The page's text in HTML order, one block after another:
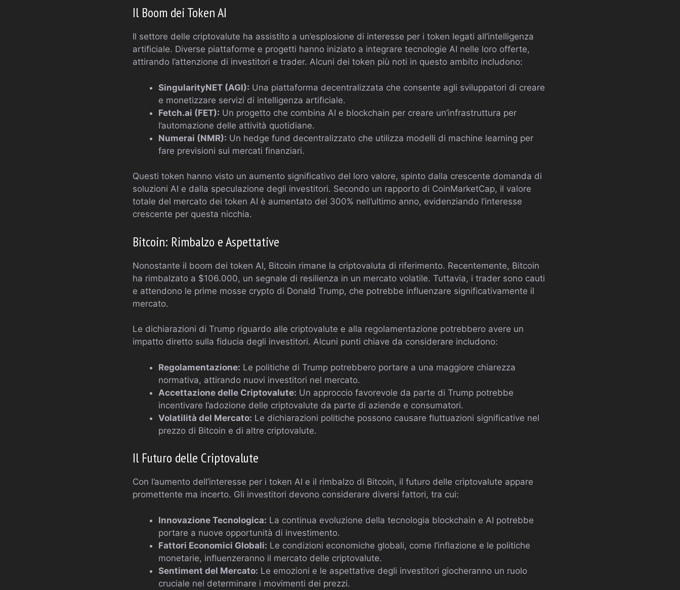
Il Boom dei Token AI
Il settore delle criptovalute ha assistito a un’esplosione di interesse per i token legati all’intelligenza
artificiale. Diverse piattaforme e progetti hanno iniziato a integrare tecnologie AI nelle loro offerte,
attirando l’attenzione di investitori e trader. Alcuni dei token più noti in questo ambito includono:
SingularityNET (AGI): Una piattaforma decentralizzata che consente agli sviluppatori di creare
e monetizzare servizi di intelligenza artificiale.
Fetch.ai (FET): Un progetto che combina AI e blockchain per creare un’infrastruttura per
l’automazione delle attività quotidiane.
Numerai (NMR): Un hedge fund decentralizzato che utilizza modelli di machine learning per
fare previsioni sui mercati finanziari.
Questi token hanno visto un aumento significativo del loro valore, spinto dalla crescente domanda di
soluzioni AI e dalla speculazione degli investitori. Secondo un rapporto di CoinMarketCap, il valore
totale del mercato dei token AI è aumentato del 300% nell’ultimo anno, evidenziando l’interesse
crescente per questa nicchia.
Bitcoin: Rimbalzo e Aspettative
Nonostante il boom dei token AI, Bitcoin rimane la criptovaluta di riferimento. Recentemente, Bitcoin
ha rimbalzato a $106.000, un segnale di resilienza in un mercato volatile. Tuttavia, i trader sono cauti
e attendono le prime mosse crypto di Donald Trump, che potrebbe influenzare significativamente il
mercato.
Le dichiarazioni di Trump riguardo alle criptovalute e alla regolamentazione potrebbero avere un
impatto diretto sulla fiducia degli investitori. Alcuni punti chiave da considerare includono:
Regolamentazione: Le politiche di Trump potrebbero portare a una maggiore chiarezza
normativa, attirando nuovi investitori nel mercato.
Accettazione delle Criptovalute: Un approccio favorevole da parte di Trump potrebbe
incentivare l’adozione delle criptovalute da parte di aziende e consumatori.
Volatilità del Mercato: Le dichiarazioni politiche possono causare fluttuazioni significative nel
prezzo di Bitcoin e di altre criptovalute.
Il Futuro delle Criptovalute
Con l’aumento dell’interesse per i token AI e il rimbalzo di Bitcoin, il futuro delle criptovalute appare
promettente ma incerto. Gli investitori devono considerare diversi fattori, tra cui:
Innovazione Tecnologica: La continua evoluzione della tecnologia blockchain e AI potrebbe
portare a nuove opportunità di investimento.
Fattori Economici Globali: Le condizioni economiche globali, come l’inflazione e le politiche
monetarie, influenzeranno il mercato delle criptovalute.
Sentiment del Mercato: Le emozioni e le aspettative degli investitori giocheranno un ruolo
cruciale nel determinare i movimenti dei prezzi.